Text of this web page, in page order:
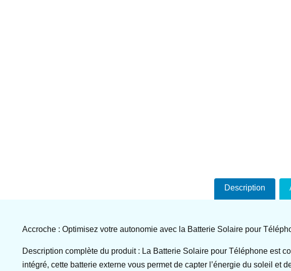
Description
Accroche : Optimisez votre autonomie avec la Batterie Solaire pour
Description complète du produit : La Batterie Solaire pour Téléphone est
intégré, cette batterie externe vous permet de capter l’énergie du soleil